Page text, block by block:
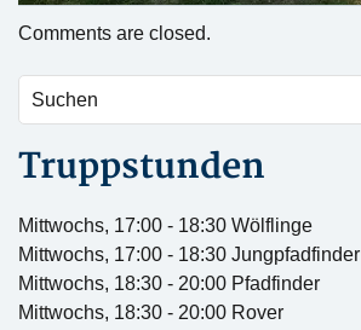
Comments are closed.
Truppstunden
Mittwochs, 17:00 - 18:30 Wölflinge
Mittwochs, 17:00 - 18:30 Jungpfadfinder
Mittwochs, 18:30 - 20:00 Pfadfinder
Mittwochs, 18:30 - 20:00 Rover